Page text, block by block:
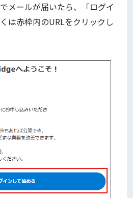
メールが届いたら、「ログイ
は赤枠内のURLをクリックし